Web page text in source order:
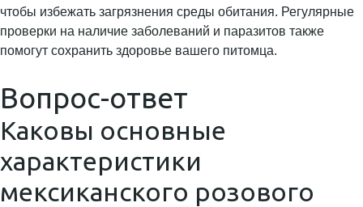
чтобы избежать загрязнения среды обитания. Регулярные
проверки на наличие заболеваний и паразитов также
помогут сохранить здоровье вашего питомца.
Вопрос-ответ
Каковы основные
характеристики
мексиканского розового